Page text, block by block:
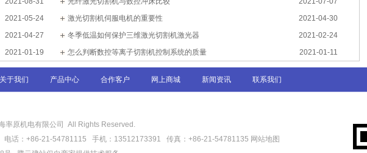
2021-05-24
2021-04-30
激光切割机伺服电机的重要性
2021-04-27
2021-02-24
冬季低温如何保护三维激光切割机激光器
2021-01-19
2021-01-11
怎么判断数控等离子切割机控制系统的质量
关于我们 产品中心 合作客户 网上商城 新闻资讯 联系我们
率原机电有限公司 All Rights Reserved.
电话：+86-21-54781115 手机：13512173391 传真：+86-21-54781135 网站地图